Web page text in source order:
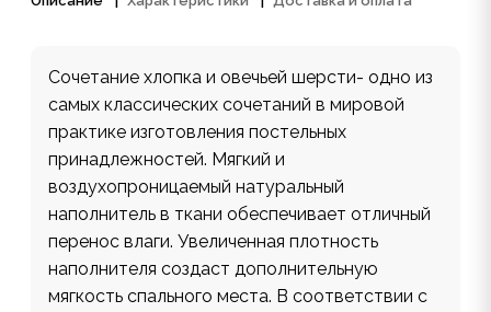
Сочетание хлопка и овечьей шерсти- одно из
самых классических сочетаний в мировой
практике изготовления постельных
принадлежностей. Мягкий и
воздухопроницаемый натуральный
наполнитель в ткани обеспечивает отличный
перенос влаги. Увеличенная плотность
наполнителя создаст дополнительную
мягкость спального места. В соответствии с